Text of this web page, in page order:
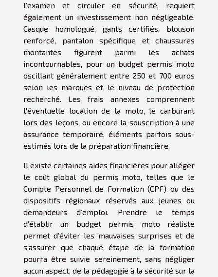
l’examen et circuler en sécurité, requiert
également un investissement non négligeable.
Casque homologué, gants certifiés, blouson
renforcé, pantalon spécifique et chaussures
montantes figurent parmi les achats
incontournables, pour un budget permis moto
oscillant généralement entre 250 et 700 euros
selon les marques et le niveau de protection
recherché. Les frais annexes comprennent
l’éventuelle location de la moto, le carburant
lors des leçons, ou encore la souscription à une
assurance temporaire, éléments parfois sous-
estimés lors de la préparation financière.
Il existe certaines aides financières pour alléger
le coût global du permis moto, telles que le
Compte Personnel de Formation (CPF) ou des
dispositifs régionaux réservés aux jeunes ou
demandeurs d’emploi. Prendre le temps
d’établir un budget permis moto réaliste
permet d’éviter les mauvaises surprises et de
s’assurer que chaque étape de la formation
pourra être suivie sereinement, sans négliger
aucun aspect, de la pédagogie à la sécurité sur la